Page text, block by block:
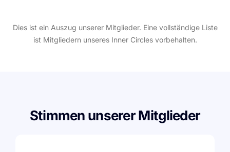
Dies ist ein Auszug unserer Mitglieder. Eine vollständige Liste
ist Mitgliedern unseres Inner Circles vorbehalten.
Stimmen unserer Mitglieder